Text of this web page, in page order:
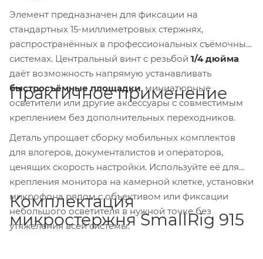
Элемент предназначен для фиксации на
стандартных 15-миллиметровых стержнях,
распространённых в профессиональных съёмочных
системах. Центральный винт с резьбой 1/4 дюйма
даёт возможность напрямую устанавливать
быстросъёмные площадки, миниатюрные
осветители или другие аксессуары с совместимым
креплением без дополнительных переходников.
Практичное применение
Деталь упрощает сборку мобильных комплектов
для влогеров, документалистов и операторов,
ценящих скорость настройки. Используйте её для
крепления монитора на камерной клетке, установки
микрофона рядом с объективом или фиксации
небольшого осветителя в нужной точке без
утяжеления всей системы.
Комплектация
микростержня SmallRig 915